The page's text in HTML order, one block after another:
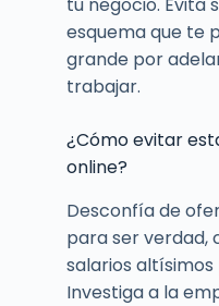
tu negocio. Evita
esquema que te
grande por
trabajar.
¿Cómo evitar
online?
Desconfía de
para ser verdad,
salarios
Investiga a la